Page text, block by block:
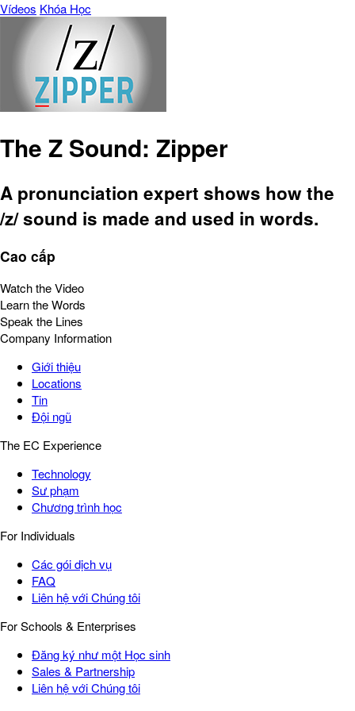
Vídeos Khóa Học
The Z Sound: Zipper
A pronunciation expert shows how the
/z/ sound is made and used in words.
Cao cấp
Watch the Video
Learn the Words
Speak the Lines
Company Information
Giới thiệu
Locations
Tin
Đội ngũ
The EC Experience
Technology
Sư phạm
Chương trình học
For Individuals
Các gói dịch vụ
FAQ
Liên hệ với Chúng tôi
For Schools & Enterprises
Đăng ký như một Học sinh
Sales & Partnership
Liên hệ với Chúng tôi